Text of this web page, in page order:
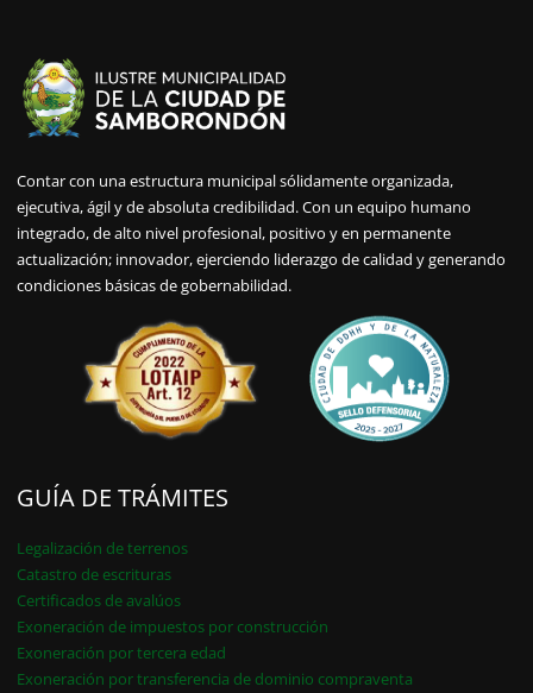
Contar con una estructura municipal sólidamente organizada,
ejecutiva, ágil y de absoluta credibilidad. Con un equipo humano
integrado, de alto nivel profesional, positivo y en permanente
actualización; innovador, ejerciendo liderazgo de calidad y generando
condiciones básicas de gobernabilidad.
GUÍA DE TRÁMITES
Legalización de terrenos
Catastro de escrituras
Certificados de avalúos
Exoneración de impuestos por construcción
Exoneración por tercera edad
Exoneración por transferencia de dominio compraventa